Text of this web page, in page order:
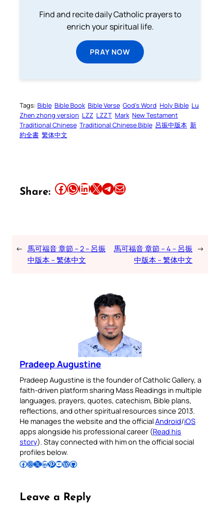
Find and recite daily Catholic prayers to
enrich your spiritual life.
PRAY NOW
Tags: Bible Bible Book Bible Verse God’s Word Holy Bible Lu
Zhen zhong version LZZ LZZT Mark New Testament
Traditional Chinese Traditional Chinese Bible 呂振中版本 新
約全書 繁体中文
Share: Share this article on Facebook Share this article on WhatsApp Share this article on LinkedIn Share this article on X Share this article on TelegramEmail this Article
← 馬可福音 章節 – 2 – 呂振
中版本 – 繁体中文
馬可福音 章節 – 4 – 呂振
中版本 – 繁体中文
→
Pradeep Augustine
Pradeep Augustine is the founder of Catholic Gallery, a
faith-driven platform sharing Mass Readings in multiple
languages, prayers, quotes, catechism, Bible plans,
reflections, and other spiritual resources since 2013.
He manages the website and the officialAndroid/iOS
apps alongside his professional career (Read his
story). Stay connected with him on the official social
profiles below.
Follow Pradeep on Facebook Follow Pradeep on InstagramFollow Pradeep on X Follow Pradeep on LinkedIn Follow Pradeep on Pinterest Subscribe to Pradeep’s Youtube Channel Follow Pradeep on WordPress Follow Pradeep on GitHub
Leave a Reply